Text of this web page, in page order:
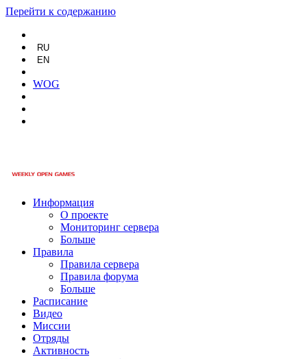
Перейти к содержанию
RU
EN
WOG
Информация
О проекте
Мониторинг сервера
Больше
Правила
Правила сервера
Правила форума
Больше
Расписание
Видео
Миссии
Отряды
Активность